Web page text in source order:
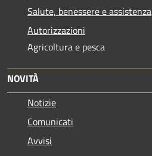
Salute, benessere e assistenza
Autorizzazioni
Agricoltura e pesca
NOVITÀ
Notizie
Comunicati
Avvisi